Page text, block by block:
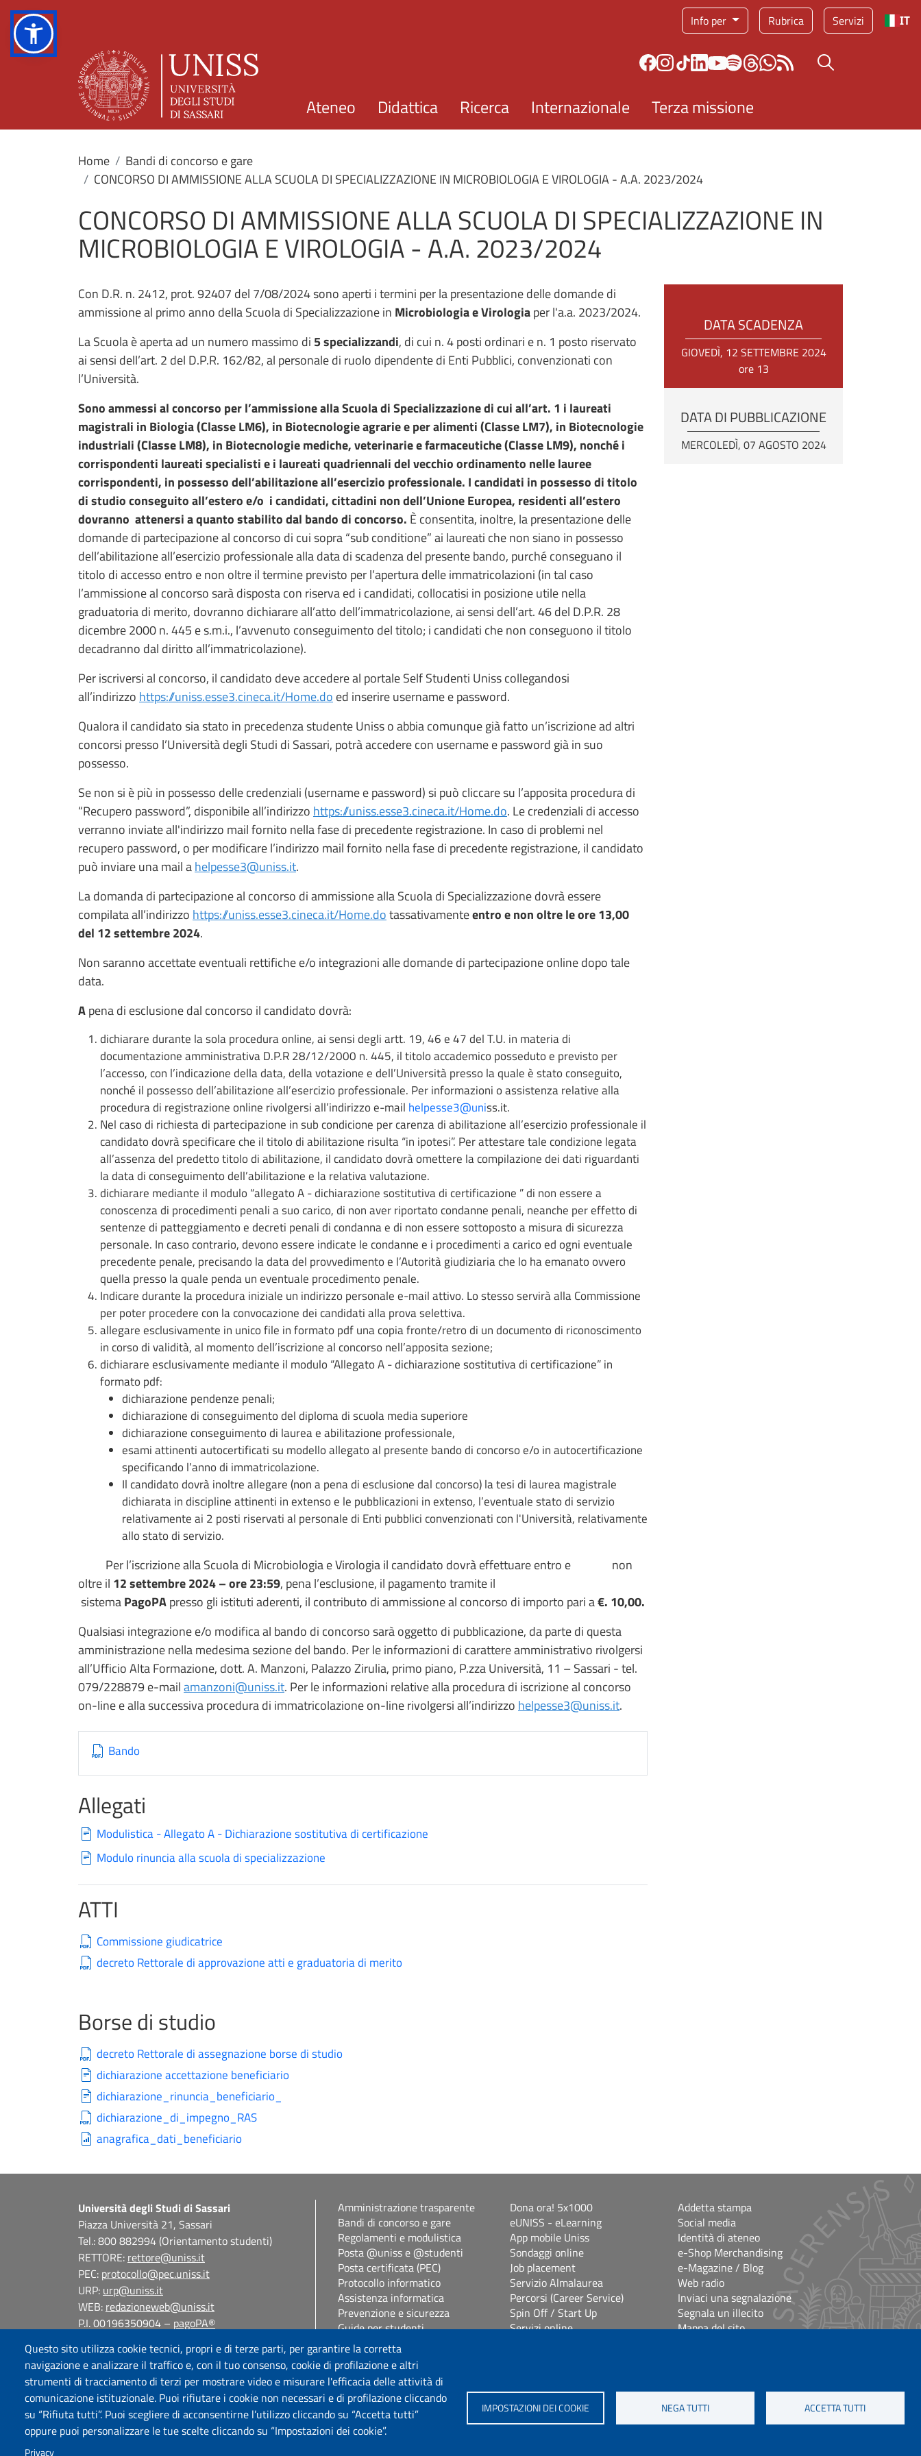
Info per Rubrica Servizi IT
Questo sito utilizza cookie tecnici, propri e di terze parti, per garantire la corretta
navigazione e analizzare il traffico e, con il tuo consenso, cookie di profilazione e altri
strumenti di tracciamento di terzi per mostrare video e misurare l'efficacia delle attività di
comunicazione istituzionale. Puoi rifiutare i cookie non necessari e di profilazione cliccando
su “Rifiuta tutti”. Puoi scegliere di acconsentirne l’utilizzo cliccando su “Accetta tutti”
oppure puoi personalizzare le tue scelte cliccando su “Impostazioni dei cookie”.
Privacy
IMPOSTAZIONI DEI COOKIE NEGA TUTTI ACCETTA TUTTI
Bottone cerca
Ateneo Didattica Ricerca Internazionale Terza missione
Home
Bandi di concorso e gare
CONCORSO DI AMMISSIONE ALLA SCUOLA DI SPECIALIZZAZIONE IN MICROBIOLOGIA E VIROLOGIA - A.A. 2023/2024
CONCORSO DI AMMISSIONE ALLA SCUOLA DI SPECIALIZZAZIONE IN
MICROBIOLOGIA E VIROLOGIA - A.A. 2023/2024
Con D.R. n. 2412, prot. 92407 del 7/08/2024 sono aperti i termini per la presentazione delle domande di
ammissione al primo anno della Scuola di Specializzazione in Microbiologia e Virologiaper l'a.a. 2023/2024.
La Scuola è aperta ad un numero massimo di 5 specializzandi, di cui n. 4 posti ordinari e n. 1 posto riservato
ai sensi dell’art. 2 del D.P.R. 162/82, al personale di ruolo dipendente di Enti Pubblici, convenzionati con
l’Università.
Sono ammessi al concorso per l’ammissione alla Scuola di Specializzazione di cui all’art. 1 i laureati
magistrali in Biologia (Classe LM6), in Biotecnologie agrarie e per alimenti (Classe LM7), in Biotecnologie
industriali (Classe LM8), in Biotecnologie mediche, veterinarie e farmaceutiche (Classe LM9), nonché i
corrispondenti laureati specialisti e i laureati quadriennali del vecchio ordinamento nelle lauree
corrispondenti, in possesso dell’abilitazione all’esercizio professionale. I candidati in possesso di titolo
di studio conseguito all’estero e/o i candidati, cittadini non dell’Unione Europea, residenti all’estero
dovranno attenersi a quanto stabilito dal bando di concorso. È consentita, inoltre, la presentazione delle
domande di partecipazione al concorso di cui sopra “sub conditione” ai laureati che non siano in possesso
dell’abilitazione all’esercizio professionale alla data di scadenza del presente bando, purché conseguano il
titolo di accesso entro e non oltre il termine previsto per l’apertura delle immatricolazioni (in tal caso
l’ammissione al concorso sarà disposta con riserva ed i candidati, collocatisi in posizione utile nella
graduatoria di merito, dovranno dichiarare all’atto dell’immatricolazione, ai sensi dell’art. 46 del D.P.R. 28
dicembre 2000 n. 445 e s.m.i., l’avvenuto conseguimento del titolo; i candidati che non conseguono il titolo
decadranno dal diritto all’immatricolazione).
Per iscriversi al concorso, il candidato deve accedere al portale Self Studenti Uniss collegandosi
all’indirizzo https://uniss.esse3.cineca.it/Home.do ed inserire username e password.
Qualora il candidato sia stato in precedenza studente Uniss o abbia comunque già fatto un’iscrizione ad altri
concorsi presso l’Università degli Studi di Sassari, potrà accedere con username e password già in suo
possesso.
Se non si è più in possesso delle credenziali (username e password) si può cliccare su l’apposita procedura di
“Recupero password”, disponibile all’indirizzo https://uniss.esse3.cineca.it/Home.do. Le credenziali di accesso
verranno inviate all'indirizzo mail fornito nella fase di precedente registrazione. In caso di problemi nel
recupero password, o per modificare l’indirizzo mail fornito nella fase di precedente registrazione, il candidato
può inviare una mail ahelpesse3@uniss.it.
La domanda di partecipazione al concorso di ammissione alla Scuola di Specializzazione dovrà essere
compilata all’indirizzo https://uniss.esse3.cineca.it/Home.dotassativamenteentro e non oltre le ore 13,00
del 12 settembre 2024.
Non saranno accettate eventuali rettifiche e/o integrazioni alle domande di partecipazione online dopo tale
data.
Apena di esclusione dal concorso il candidato dovrà:
dichiarare durante la sola procedura online, ai sensi degli artt. 19, 46 e 47 del T.U. in materia di
documentazione amministrativa D.P.R 28/12/2000 n. 445, il titolo accademico posseduto e previsto per
l’accesso, con l’indicazione della data, della votazione e dell’Università presso la quale è stato conseguito,
nonché il possesso dell’abilitazione all’esercizio professionale. Per informazioni o assistenza relative alla
procedura di registrazione online rivolgersi all’indirizzo e-mail helpesse3@uniss.it.
Nel caso di richiesta di partecipazione in sub condicione per carenza di abilitazione all’esercizio professionale il
candidato dovrà specificare che il titolo di abilitazione risulta “in ipotesi”. Per attestare tale condizione legata
all’assenza del predetto titolo di abilitazione, il candidato dovrà omettere la compilazione dei dati riguardanti
la data di conseguimento dell’abilitazione e la relativa valutazione.
dichiarare mediante il modulo “allegato A - dichiarazione sostitutiva di certificazione ” di non essere a
conoscenza di procedimenti penali a suo carico, di non aver riportato condanne penali, neanche per effetto di
sentenze di patteggiamento e decreti penali di condanna e di non essere sottoposto a misura di sicurezza
personale. In caso contrario, devono essere indicate le condanne e i procedimenti a carico ed ogni eventuale
precedente penale, precisando la data del provvedimento e l’Autorità giudiziaria che lo ha emanato ovvero
quella presso la quale penda un eventuale procedimento penale.
Indicare durante la procedura iniziale un indirizzo personale e-mail attivo. Lo stesso servirà alla Commissione
per poter procedere con la convocazione dei candidati alla prova selettiva.
allegare esclusivamente in unico file in formato pdf una copia fronte/retro di un documento di riconoscimento
in corso di validità, al momento dell’iscrizione al concorso nell’apposita sezione;
dichiarare esclusivamente mediante il modulo “Allegato A - dichiarazione sostitutiva di certificazione” in
formato pdf:
dichiarazione pendenze penali;
dichiarazione di conseguimento del diploma di scuola media superiore
dichiarazione conseguimento di laurea e abilitazione professionale,
esami attinenti autocertificati su modello allegato al presente bando di concorso e/o in autocertificazione
specificando l’anno di immatricolazione.
Il candidato dovrà inoltre allegare (non a pena di esclusione dal concorso) la tesi di laurea magistrale
dichiarata in discipline attinenti in extenso e le pubblicazioni in extenso, l’eventuale stato di servizio
relativamente ai 2 posti riservati al personale di Enti pubblici convenzionati con l'Università, relativamente
allo stato di servizio.
Per l’iscrizione alla Scuola di Microbiologia e Virologia il candidato dovrà effettuare entro e non
oltre il 12 settembre 2024 – ore 23:59, pena l’esclusione, il pagamento tramite il
sistemaPagoPApresso gli istituti aderenti, il contributo di ammissione al concorso di importo pari a€. 10,00.
Qualsiasi integrazione e/o modifica al bando di concorso sarà oggetto di pubblicazione, da parte di questa
amministrazione nella medesima sezione del bando. Per le informazioni di carattere amministrativo rivolgersi
all’Ufficio Alta Formazione, dott. A. Manzoni, Palazzo Zirulia, primo piano, P.zza Università, 11 – Sassari - tel.
079/228879 e-mailamanzoni@uniss.it. Per le informazioni relative alla procedura di iscrizione al concorso
on-line e alla successiva procedura di immatricolazione on-line rivolgersi all’indirizzo helpesse3@uniss.it.
Bando
Allegati
Modulistica - Allegato A - Dichiarazione sostitutiva di certificazione
Modulo rinuncia alla scuola di specializzazione
ATTI
Commissione giudicatrice
decreto Rettorale di approvazione atti e graduatoria di merito
Borse di studio
decreto Rettorale di assegnazione borse di studio
dichiarazione accettazione beneficiario
dichiarazione_rinuncia_beneficiario_
dichiarazione_di_impegno_RAS
anagrafica_dati_beneficiario
DATA SCADENZA
GIOVEDÌ, 12 SETTEMBRE 2024
ore 13
DATA DI PUBBLICAZIONE
MERCOLEDÌ, 07 AGOSTO 2024
Università degli Studi di Sassari
Piazza Università 21, Sassari
Tel.: 800 882994 (Orientamento studenti)
RETTORE: rettore@uniss.it
PEC: protocollo@pec.uniss.it
URP: urp@uniss.it
WEB: redazioneweb@uniss.it
P.I. 00196350904 – pagoPA®
Amministrazione trasparente
Bandi di concorso e gare
Regolamenti e modulistica
Posta @uniss e @studenti
Posta certificata (PEC)
Protocollo informatico
Assistenza informatica
Prevenzione e sicurezza
Guide per studenti
Segreterie studenti
Studenti con disabilità e DSA
Vetrina alloggi
Dona ora! 5x1000
eUNISS - eLearning
App mobile Uniss
Sondaggi online
Job placement
Servizio Almalaurea
Percorsi (Career Service)
Spin Off / Start Up
Servizi online
Addetta stampa
Social media
Identità di ateneo
e-Shop Merchandising
e-Magazine / Blog
Web radio
Inviaci una segnalazione
Segnala un illecito
Mappa del sito
Seguici su
Chatta con noi